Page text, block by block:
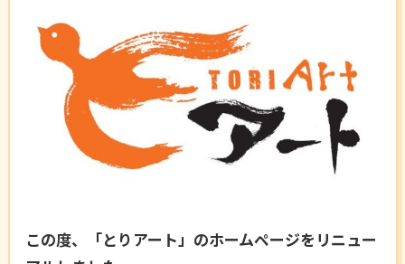
この度、「とりアート」のホームページをリニュー